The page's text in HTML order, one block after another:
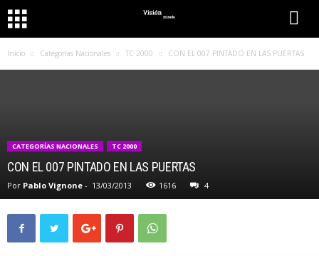
Inicio Categorías Nacionales TC 2000 CON EL 007 PINTADO EN LAS PUERTAS
CATEGORÍAS NACIONALES TC 2000
CON EL 007 PINTADO EN LAS PUERTAS
Por Pablo Vignone - 13/03/2013 1616 4